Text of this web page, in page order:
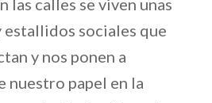
las calles se viven unas
sociales que
y nos ponen a
nuestro papel en la